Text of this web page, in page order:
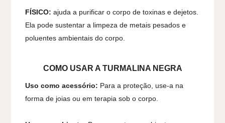
FÍSICO:ajuda a purificar o corpo de toxinas e dejetos.
Ela pode sustentar a limpeza de metais pesados e
poluentes ambientais do corpo.
COMO USAR A TURMALINA NEGRA
Uso como acessório: Para a proteção, use-a na
forma de joias ou em terapia sob o corpo.